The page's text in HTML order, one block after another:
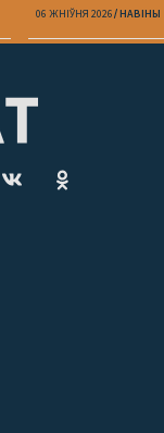
06 ЖНІЎНЯ 2026 НАВІНЫ